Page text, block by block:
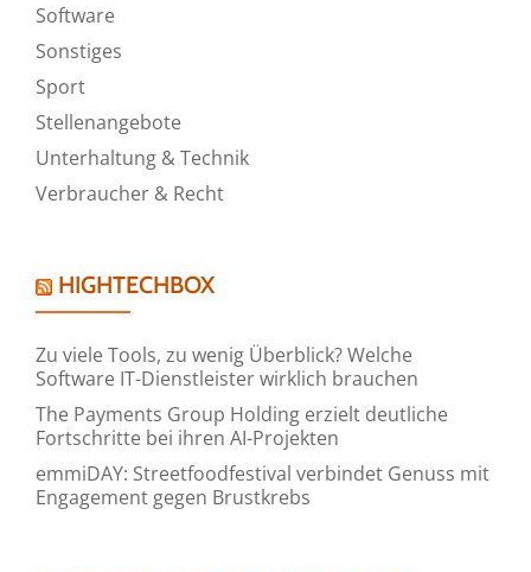
Software
Sonstiges
Sport
Stellenangebote
Unterhaltung & Technik
Verbraucher & Recht
HIGHTECHBOX
Zu viele Tools, zu wenig Überblick? Welche
Software IT-Dienstleister wirklich brauchen
The Payments Group Holding erzielt deutliche
Fortschritte bei ihren AI-Projekten
emmiDAY: Streetfoodfestival verbindet Genuss mit
Engagement gegen Brustkrebs